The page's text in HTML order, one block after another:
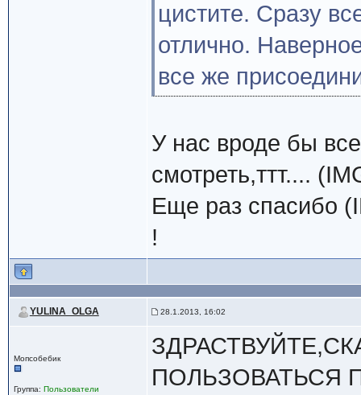
цистите. Сразу
отлично.
все же
У нас вроде бы
смотреть,ттт....
Еще раз спасибо
!
YULINA_OLGA 28.1.2013, 16:02
Мопсобебик
Группа: Пользователи
ПОЛЬЗОВАТЬСЯ